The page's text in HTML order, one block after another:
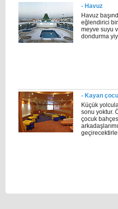
- Havuz
Havuz
eğlendirici bir
meyve suyu
dondurma
- Kayan
Küçük
sonu yoktur.
çocuk